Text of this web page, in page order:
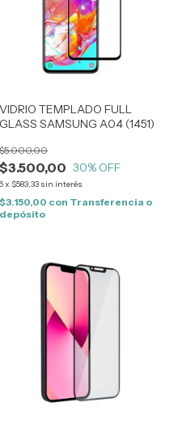
VIDRIO TEMPLADO FULL
GLASS SAMSUNG A04 (1451)
$3.500,00
$5.000,00
30% OFF
6x $583,33 sin interés
$3.150,00 con Transferencia o
depósito